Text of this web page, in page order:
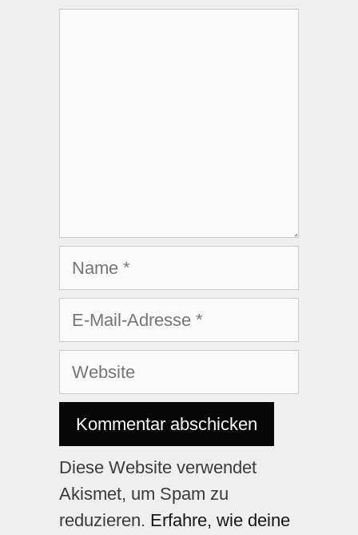
Diese Website verwendet
Akismet, um Spam zu
reduzieren. Erfahre, wie deine